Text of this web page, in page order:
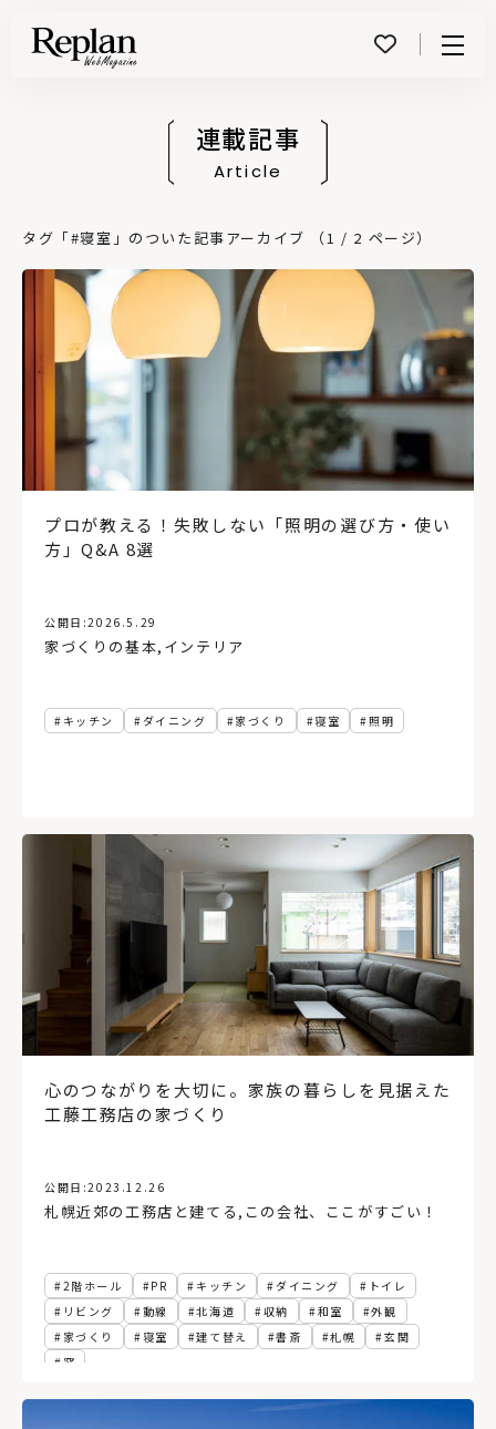
連載記事
Article
タグ「#寝室」のついた記事アーカイブ （1 / 2 ページ）
プロが教える！失敗しない「照明の選び方・使い
方」Q&A 8選
公開日:2026.5.29
家づくりの基本, インテリア
キッチン ダイニング 家づくり 寝室 照明
心のつながりを大切に。家族の暮らしを見据えた
工藤工務店の家づくり
公開日:2023.12.26
札幌近郊の工務店と建てる , この会社、ここがすごい！
2階ホール PR キッチン ダイニング
トイレ
リビング
動線 北海道 収納 和室
外観
家づくり
寝室 建て替え 書斎 札幌
玄関
窓